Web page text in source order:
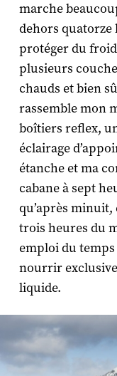
marche
dehors quatorze
protéger du
plusieurs
chauds et bien
rassemble mon
boîtiers reflex,
éclairage
étanche et ma
cabane à sept
qu’après minuit,
trois heures du
emploi du temps
nourrir
liquide.